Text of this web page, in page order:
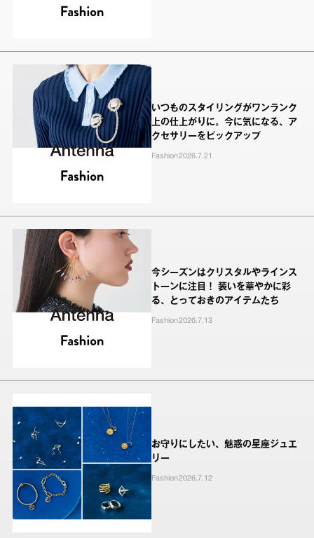
いつものスタイリングがワンランク
上の仕上がりに。今に気になる、ア
クセサリーをピックアップ
Fashion2026.7.21
今シーズンはクリスタルやラインス
トーンに注目！ 装いを華やかに彩
る、とっておきのアイテムたち
Fashion2026.7.13
お守りにしたい、魅惑の星座ジュエ
リー
Fashion2026.7.12